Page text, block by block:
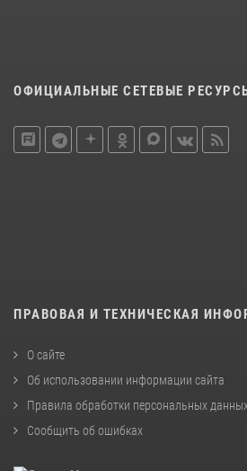
ОФИЦИАЛЬНЫЕ СЕТЕВЫЕ
ПРАВОВАЯ И ТЕХНИЧЕСКАЯ
О сайте
Об использовании информации сайта
Правила обработки персональных
Сообщить об ошибках